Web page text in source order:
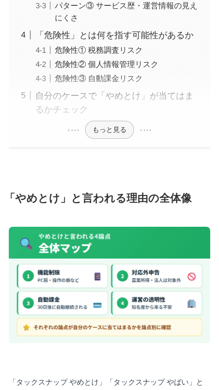
パターン③ サービス歴・運営情報の見え
にくさ
「危険性」とは何を指す可能性があるか
危険性① 税務調査リスク
危険性② 個人情報管理リスク
危険性③ 自動課金リスク
自分のケースで「やめとけ」が当てはま
るかチェック
もっと見る
「やめとけ」と言われる理由の全体像
「タックスナップ やめとけ」「タックスナップ やばい」と